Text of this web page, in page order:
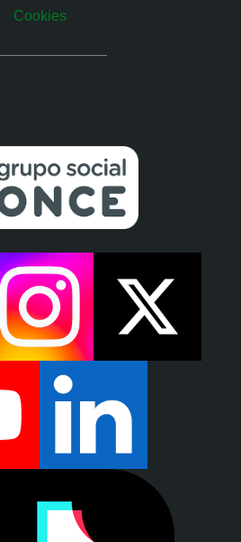
Cookies